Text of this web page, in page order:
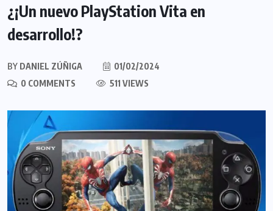
¿¡Un nuevo PlayStation Vita en
desarrollo!?
BY DANIEL ZÚÑIGA
01/02/2024
0 COMMENTS
511 VIEWS